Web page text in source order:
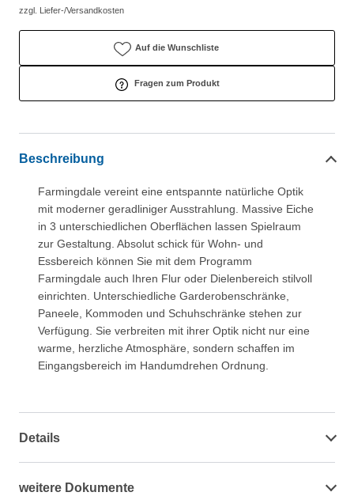
zzgl. Liefer-/Versandkosten
Auf die Wunschliste
Fragen zum Produkt
Beschreibung
Farmingdale vereint eine entspannte natürliche Optik
mit moderner geradliniger Ausstrahlung. Massive Eiche
in 3 unterschiedlichen Oberflächen lassen Spielraum
zur Gestaltung. Absolut schick für Wohn- und
Essbereich können Sie mit dem Programm
Farmingdale auch Ihren Flur oder Dielenbereich stilvoll
einrichten. Unterschiedliche Garderobenschränke,
Paneele, Kommoden und Schuhschränke stehen zur
Verfügung. Sie verbreiten mit ihrer Optik nicht nur eine
warme, herzliche Atmosphäre, sondern schaffen im
Eingangsbereich im Handumdrehen Ordnung.
Details
weitere Dokumente